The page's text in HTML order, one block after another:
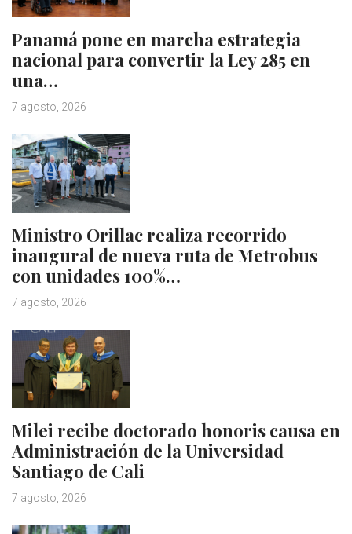
Panamá pone en marcha estrategia
nacional para convertir la Ley 285 en
una…
7 agosto, 2026
Ministro Orillac realiza recorrido
inaugural de nueva ruta de Metrobus
con unidades 100%…
7 agosto, 2026
Milei recibe doctorado honoris causa en
Administración de la Universidad
Santiago de Cali
7 agosto, 2026